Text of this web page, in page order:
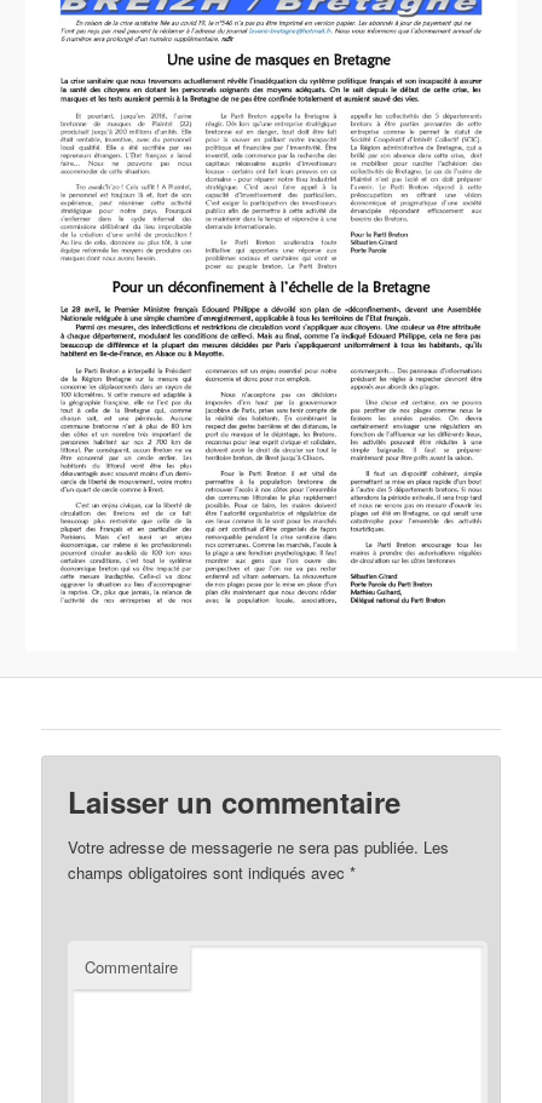
Laisser un commentaire
Votre adresse de messagerie ne sera pas publiée. Les
champs obligatoires sont indiqués avec*
Commentaire